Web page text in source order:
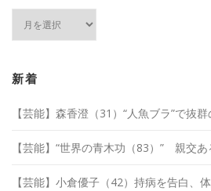
ブ
新着
【芸能】森香澄（31）“人魚ブラ”で抜
【芸能】“世界の青木功（83）” 親交
【芸能】小倉優子（42）持病を告白、